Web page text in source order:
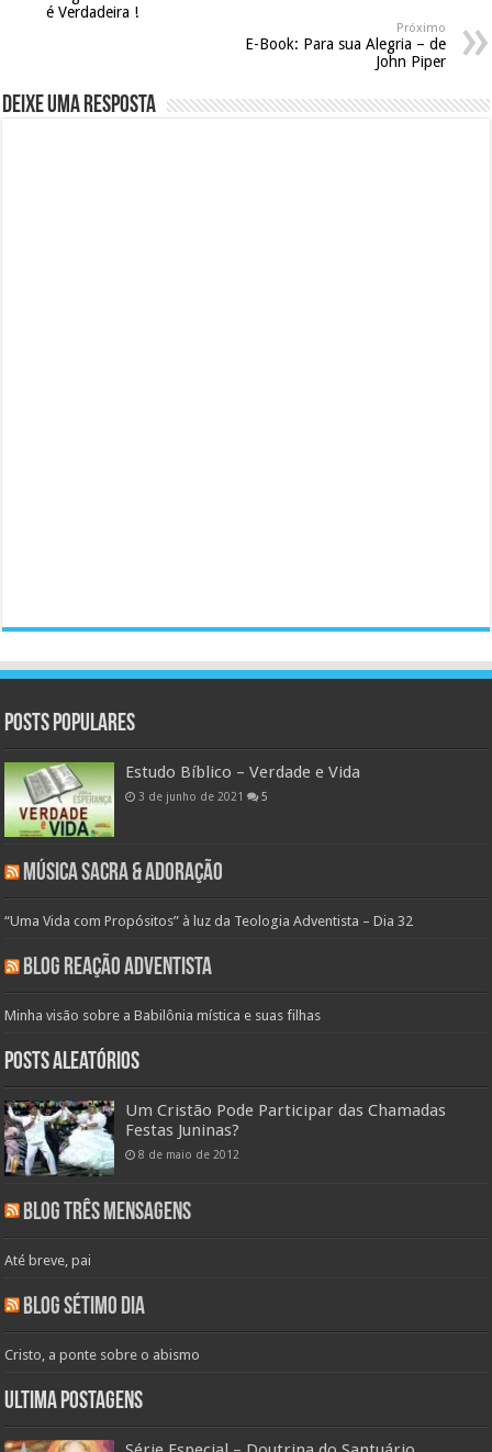
é Verdadeira !
Próximo
E-Book: Para sua Alegria – de
John Piper
Deixe uma resposta
Posts populares
Estudo Bíblico – Verdade e Vida
3 de junho de 2021 5
Música Sacra & Adoração
“Uma Vida com Propósitos” à luz da Teologia Adventista – Dia 32
Blog Reação Adventista
Minha visão sobre a Babilônia mística e suas filhas
Posts aleatórios
Um Cristão Pode Participar das Chamadas
Festas Juninas?
8 de maio de 2012
Blog Três Mensagens
Até breve, pai
Blog Sétimo Dia
Cristo, a ponte sobre o abismo
Ultima Postagens